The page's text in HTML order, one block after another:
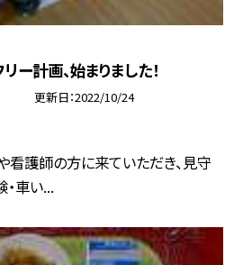
計画、始まりました！
更新日 2022/10/24
看護師の方に来ていただき、見守
車い...